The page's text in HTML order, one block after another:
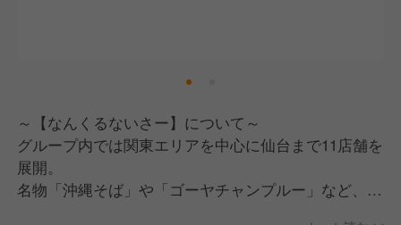
～【なんくるないさー】について～
グループ内では関東エリアを中心に仙台まで11店舗を
展開。
名物「沖縄そば」や「ゴーヤチャンプルー」など、多